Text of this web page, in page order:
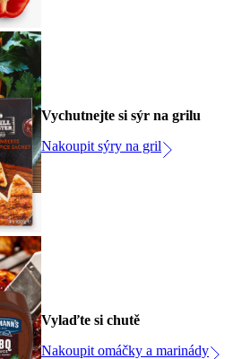
Vychutnejte si sýr na grilu
Nakoupit sýry na gril
Vylaďte si chutě
Nakoupit omáčky a marinády